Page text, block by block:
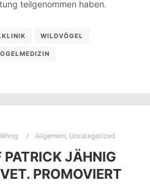
teilgenommen haben.
WILDVÖGEL
Allgemein, Uncategorized
JÄHNIG
PROMOVIERT